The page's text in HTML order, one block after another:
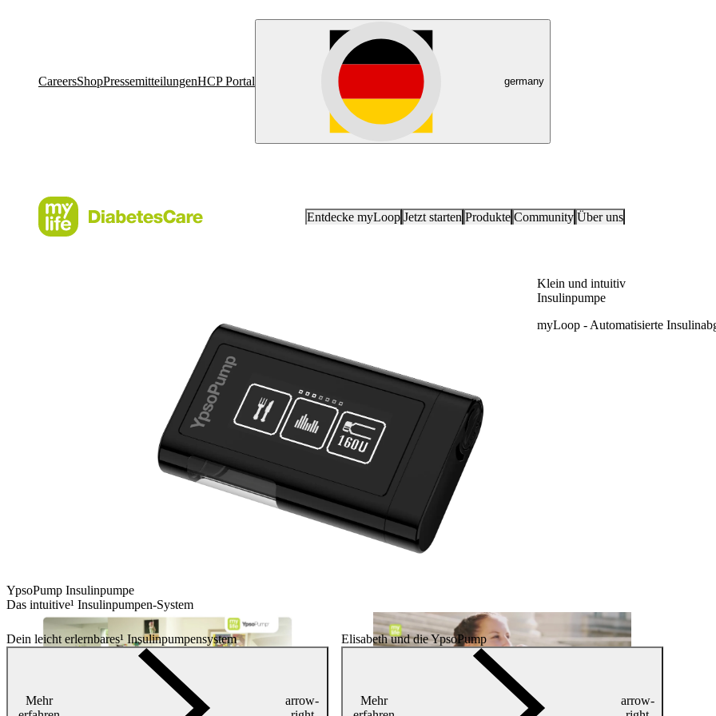
CareersShopPressemitteilungenHCP Portal germany
Entdecke myLoop Jetzt starten Produkte Community Über uns
Klein und intuitiv
Insulinpumpe
myLoop - Automatisierte
YpsoPump Insulinpumpe
Das intuitive¹ Insulinpumpen-System
Dein leicht erlernbares¹ Insulinpumpensystem
Mehr
arrow-
Elisabeth und die YpsoPump
Mehr
arrow-